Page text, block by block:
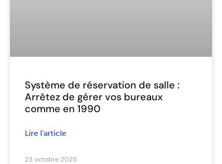
Système de réservation de salle :
Arrêtez de gérer vos bureaux
comme en 1990
Lire l'article
23 octobre 2025